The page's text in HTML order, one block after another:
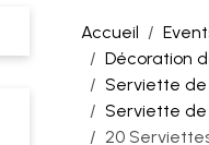
Accueil
Décoration
Serviette
Serviette de
20